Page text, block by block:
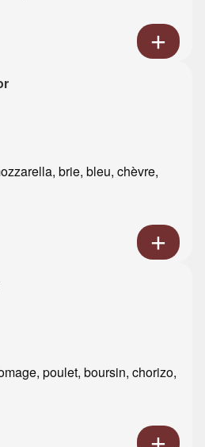
brie, bleu, chèvre,
poulet, boursin, chorizo,